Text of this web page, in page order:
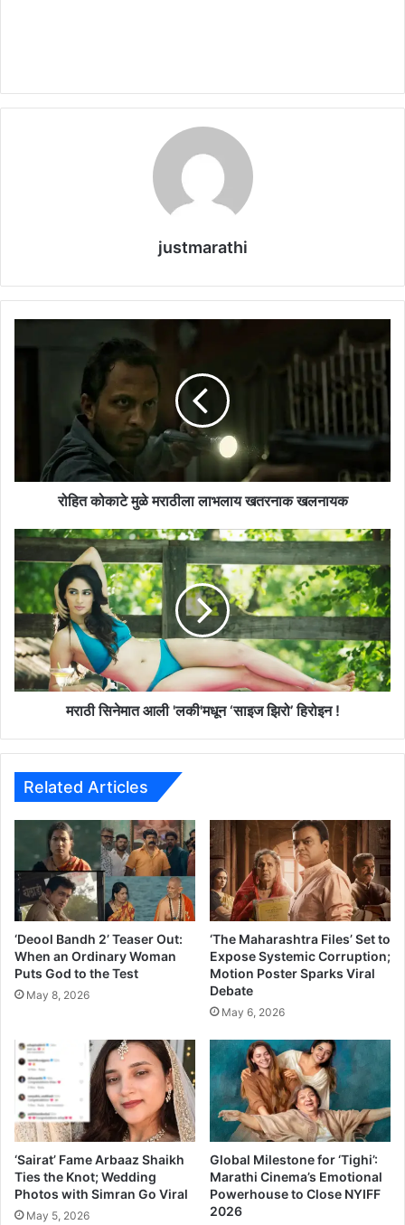
justmarathi
हि
म
ला
भ
य
ख
त
र
ना
क
रोहित कोकाटे मुळे मराठीला लाभलाय खतरनाक खलनायक
म
ठी
ने
मा
त
आ
ली
धू
न
इ
झि
रो
’
हि
रो
मराठी सिनेमात आली 'लकी'मधून ‘साइज झिरो’ हिरोइन !
Related Articles
‘Deool Bandh 2’ Teaser Out:
When an Ordinary Woman
Puts God to the Test
May 8, 2026
‘The Maharashtra Files’ Set to
Expose Systemic Corruption;
Motion Poster Sparks Viral
Debate
May 6, 2026
‘Sairat’ Fame Arbaaz Shaikh
Ties the Knot; Wedding
Photos with Simran Go Viral
May 5, 2026
Global Milestone for ‘Tighi’:
Marathi Cinema’s Emotional
Powerhouse to Close NYIFF
2026